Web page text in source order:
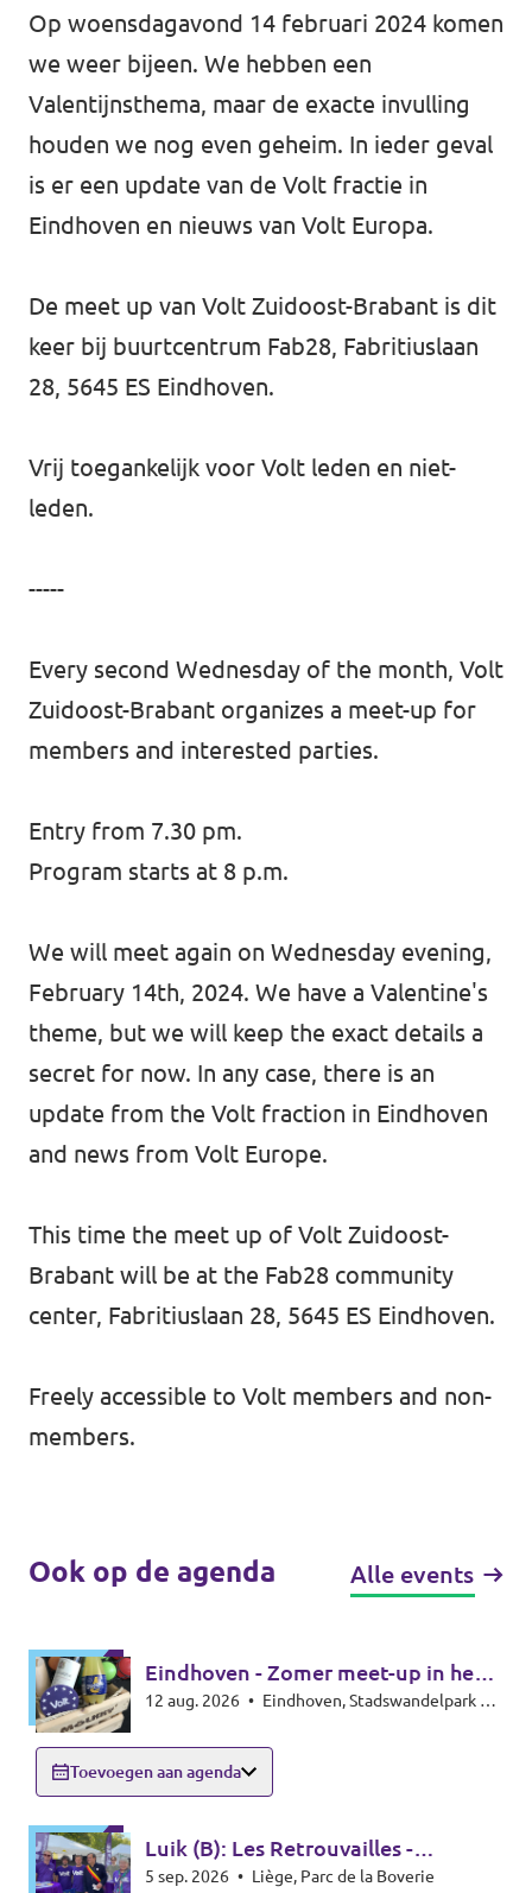
Charge - Wetenschappelijk Platform Volt
Op woensdagavond 14 februari 2024 komen
we weer bijeen. We hebben een
Valentijnsthema, maar de exacte invulling
houden we nog even geheim. In ieder geval
is er een update van de Volt fractie in
Eindhoven en nieuws van Volt Europa.
De meet up van Volt Zuidoost-Brabant is dit
keer bij buurtcentrum Fab28, Fabritiuslaan
28, 5645 ES Eindhoven.
Vrij toegankelijk voor Volt leden en niet-
leden.
-----
Every second Wednesday of the month, Volt
Zuidoost-Brabant organizes a meet-up for
members and interested parties.
Entry from 7.30 pm.
Program starts at 8 p.m.
We will meet again on Wednesday evening,
February 14th, 2024. We have a Valentine's
theme, but we will keep the exact details a
secret for now. In any case, there is an
update from the Volt fraction in Eindhoven
and news from Volt Europe.
This time the meet up of Volt Zuidoost-
Brabant will be at the Fab28 community
center, Fabritiuslaan 28, 5645 ES Eindhoven.
Freely accessible to Volt members and non-
members.
Ook op de agenda Alle events
Eindhoven - Zomer meet-up in het
park - Summer meet-up
12 aug. 2026 •
Toevoegen aan agenda
Luik (B): Les Retrouvailles -
infostand
5 sep. 2026 • Liège, Parc de la Boverie